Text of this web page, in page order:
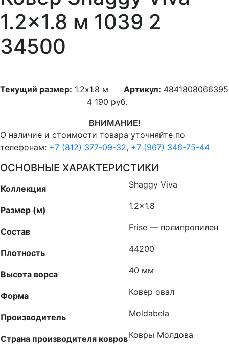
1.2×1.8 м 1039 2
34500
Текущий размер: 1.2x1.8 м Артикул: 4841808066395
4 190 руб.
ВНИМАНИЕ!
О наличие и стоимости товара уточняйте по
телефонам: +7 (812) 377-09-32, +7 (967) 346-75-44
ОСНОВНЫЕ ХАРАКТЕРИСТИКИ
Коллекция Shaggy Viva
Размер (м) 1.2×1.8
Состав Frise — полипропилен
Плотность 44200
Высота ворса 40 мм
Форма Ковер овал
Производитель Moldabela
Страна производителя ковровКовры Молдова